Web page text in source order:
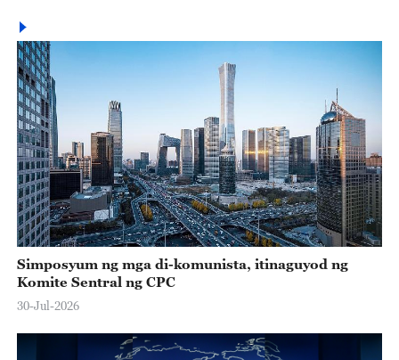
Simposyum ng mga di-komunista, itinaguyod ng
Komite Sentral ng CPC
30-Jul-2026